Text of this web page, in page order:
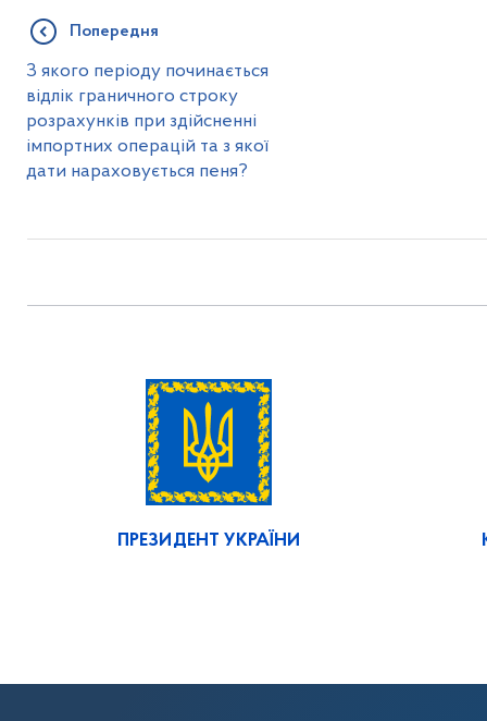
Попередня
З якого періоду починається
відлік граничного строку
розрахунків при здійсненні
імпортних операцій та з якої
дати нараховується пеня?
ПРЕЗИДЕНТ УКРАЇНИ